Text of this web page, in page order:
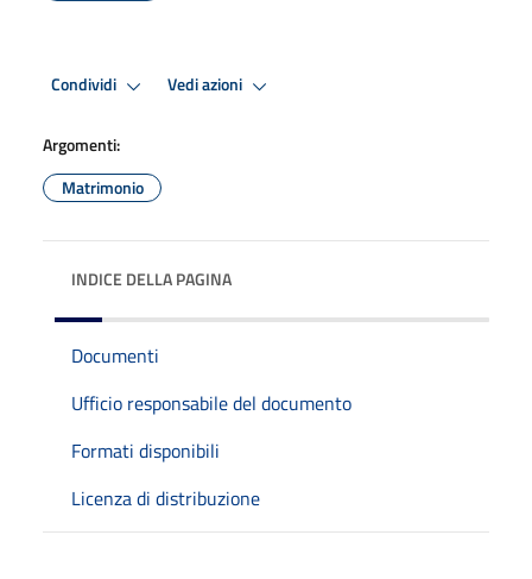
Condividi Vedi azioni
Argomenti:
Matrimonio
INDICE DELLA PAGINA
Documenti
Ufficio responsabile del documento
Formati disponibili
Licenza di distribuzione